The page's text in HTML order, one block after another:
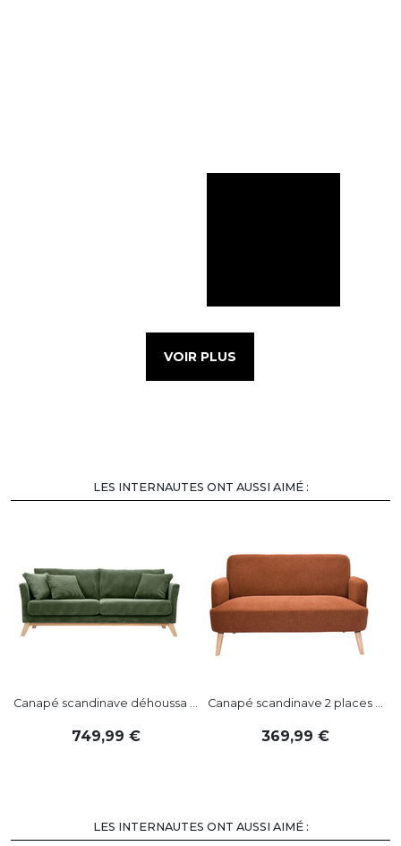
VOIR PLUS
LES INTERNAUTES ONT AUSSI AIMÉ :
Canapé scandinave déhoussa ...
749,99
Canapé scandinave 2 places ...
369,99
LES INTERNAUTES ONT AUSSI AIMÉ :